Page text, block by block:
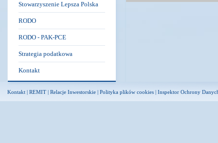
Stowarzyszenie Lepsza Polska
RODO
RODO - PAK-PCE
Strategia podatkowa
Kontakt
Kontakt | REMIT | Relacje Inwestorskie | Polityka plików cookies | Inspektor Ochrony